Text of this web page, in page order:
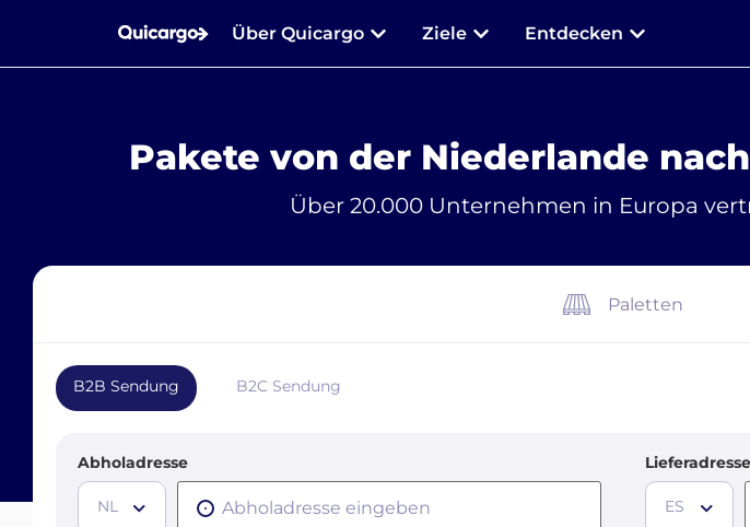
Über Quicargo Ziele Entdecken
Pakete von der Niederlande
Über 20.000 Unternehmen in Europa
Paletten
B2B Sendung B2C Sendung
Abholadresse
NL
Lieferadresse
ES